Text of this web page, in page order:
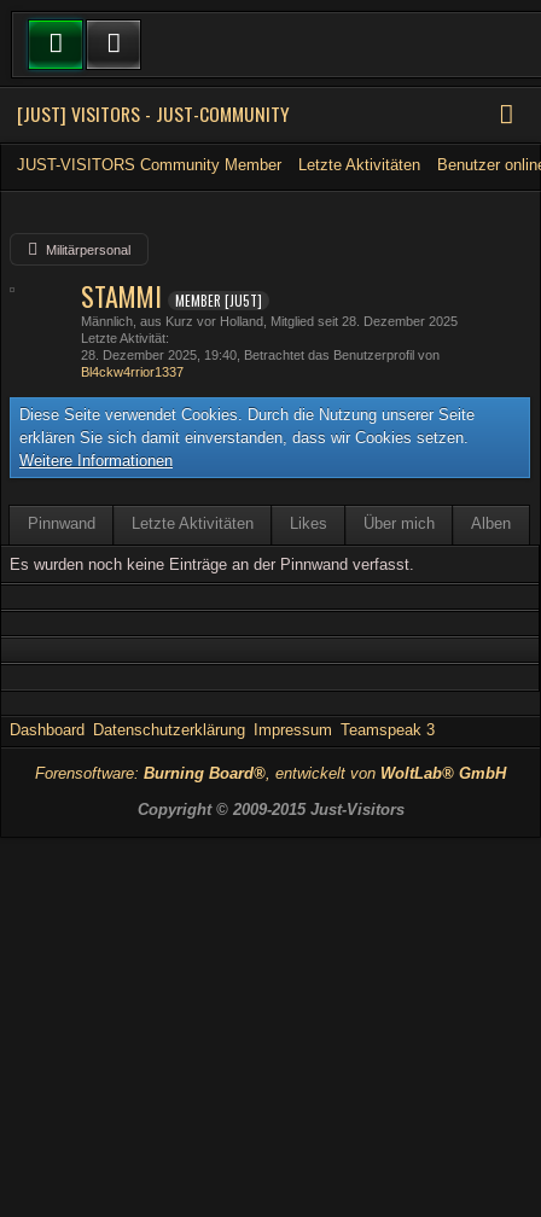
[JUST] VISITORS - JUST-COMMUNITY
JUST-VISITORS Community Member Letzte Aktivitäten Benutzer
Militärpersonal
STAMMI MEMBER [JU5T]
Männlich aus Kurz vor Holland Mitglied seit 28. Dezember 2025
Letzte Aktivität
28. Dezember 2025, 19:40 , Betrachtet das Benutzerprofil von
Bl4ckw4rrior1337
Diese Seite verwendet Cookies. Durch die Nutzung unserer Seite
erklären Sie sich damit einverstanden, dass wir Cookies setzen.
Weitere Informationen
Pinnwand Letzte Aktivitäten Likes Über mich Alben
Es wurden noch keine Einträge an der Pinnwand verfasst.
Dashboard Datenschutzerklärung Impressum Teamspeak 3
Forensoftware: Burning Board®, entwickelt von WoltLab® GmbH
Copyright © 2009-2015 Just-Visitors